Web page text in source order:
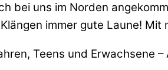
bei uns im Norden
immer gute Laune!
Teens und Erwachsene